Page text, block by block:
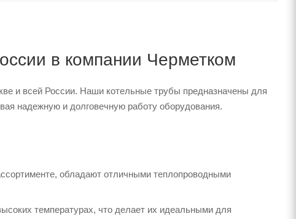
в компании Черметком
и всей России. Наши котельные трубы предназначены для
надежную и долговечную работу оборудования.
обладают отличными теплопроводными
температурах, что делает их идеальными для